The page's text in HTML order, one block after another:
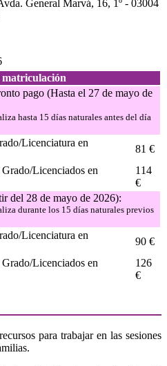
General Marvá, 16, 1º - 03004
matriculación
pago (Hasta el 27 de mayo de
hasta 15 días naturales antes del día
Licenciatura en
81 €
Licenciados en
114
€
del 28 de mayo de 2026):
durante los 15 días naturales previos
Licenciatura en
90 €
Licenciados en
126
€
para trabajar en las sesiones